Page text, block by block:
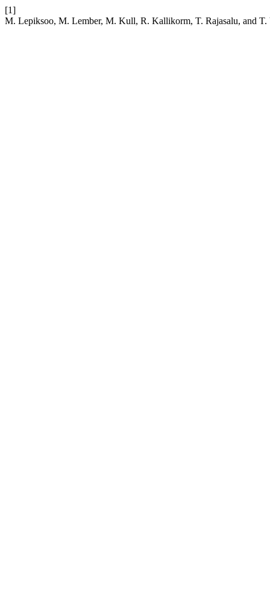
[1]
M. Lepiksoo, M. Lember, M. Kull, R. Kallikorm, T. Rajasalu, and